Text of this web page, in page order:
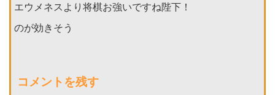
エウメネスより将棋お強いですね陛下！
のが効きそう
コメントを残す